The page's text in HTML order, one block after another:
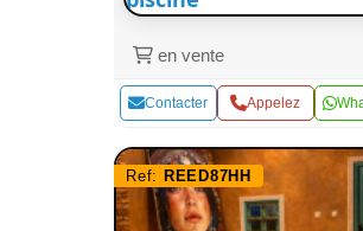
en vente
Contacter Appelez
Ref: REED87HH